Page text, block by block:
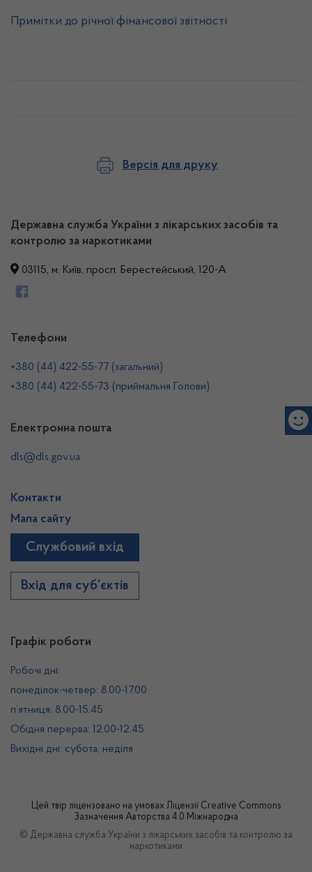
Примітки до річної фінансової звітності
Версія для друку
Державна служба України з лікарських засобів та
контролю за наркотиками
03115, м. Київ, просп. Берестейський, 120-А
Графік роботи
Робочі дні:
понеділок-четвер: 8.00-17.00
п’ятниця: 8.00-15.45
Обідня перерва: 12.00-12.45
Вихідні дні: субота, неділя
Телефони
+380 (44) 422-55-77 (загальний)
+380 (44) 422-55-73 (приймальня Голови)
Електронна пошта
dls@dls.gov.ua
Контакти
Мапа сайту
Службовий вхід
Вхід для суб’єктів
Цей твір ліцензовано на умовах Ліцензії Creative Commons
Зазначення Авторства 4.0 Міжнародна
© Державна служба України з лікарських засобів та контролю за
наркотиками